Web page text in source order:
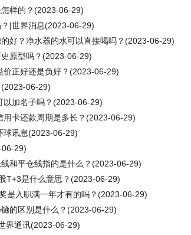
样的？(2023-06-29)
|世界消息(2023-06-29)
好？净水器的水可以直接喝吗？(2023-06-29)
原型吗？(2023-06-29)
正好还是负好？(2023-06-29)
(2023-06-29)
加名子吗？(2023-06-29)
卡还款周期是多长？(2023-06-29)
球讯息(2023-06-29)
29)
和平仓线指的是什么？(2023-06-29)
T+3是什么意思？(2023-06-29)
是入职满一年才有的吗？(2023-06-29)
的区别是什么？(2023-06-29)
界通讯(2023-06-29)